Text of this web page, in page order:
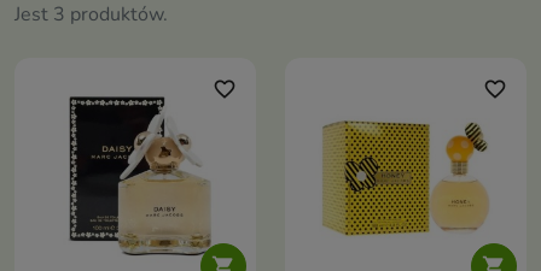
Jest 3 produktów.

favorite_border

favorite_border